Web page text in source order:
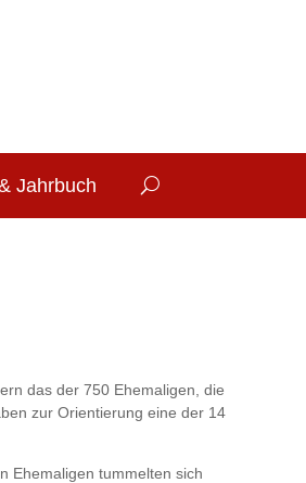
Jahrbuch
das der 750 Ehemaligen, die
zur Orientierung eine der 14
Ehemaligen tummelten sich